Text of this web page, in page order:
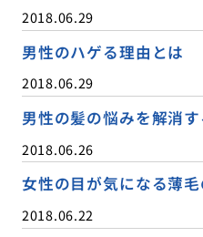
2018.06.29
男性のハゲる理由とは
2018.06.29
男性の髪の悩みを解消
2018.06.26
女性の目が気になる薄毛
2018.06.22